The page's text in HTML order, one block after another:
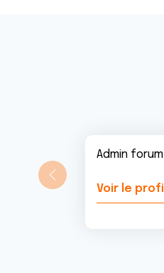
Admin forum
Voir le profil